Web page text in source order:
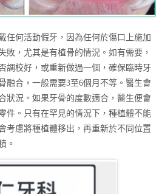
任何活動假牙，因為任何於傷口上施加
敗，尤其是有植骨的情況。如有需要，
調校好，或重新做過一個，確保臨時牙
融合，一般需要3至6個月不等。醫生會
狀況。如果牙骨的度數適合，醫生便會
件。只有在罕見的情況下，種植體不能
考慮將種植體移出，再重新於不同位置
。